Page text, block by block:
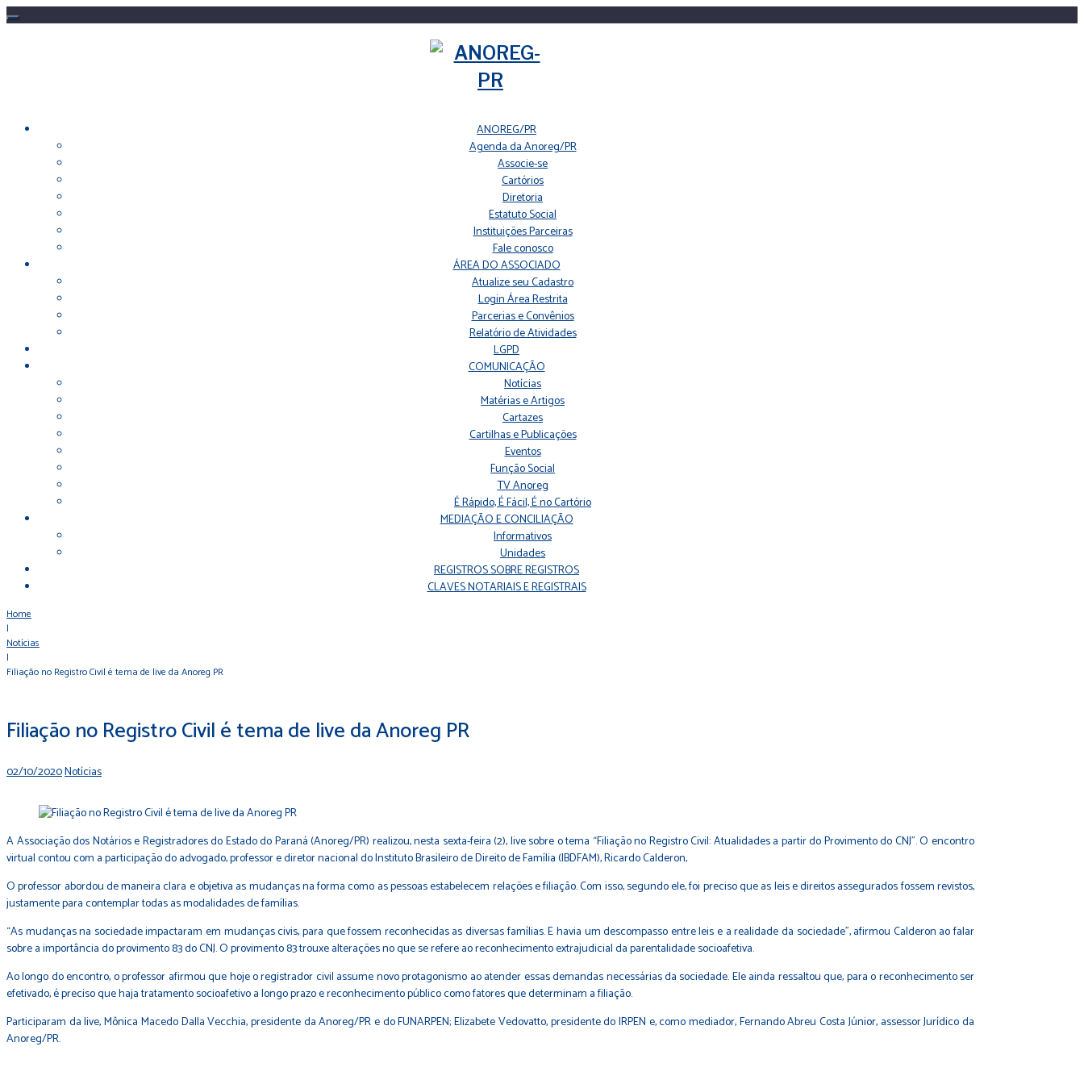
ANOREG/PR
Agenda da Anoreg/PR
Associe-se
Cartórios
Diretoria
Estatuto Social
Instituições Parceiras
Fale conosco
ÁREA DO ASSOCIADO
Atualize seu Cadastro
Login Área Restrita
Parcerias e Convênios
Relatório de Atividades
LGPD
COMUNICAÇÃO
Notícias
Matérias e Artigos
Cartazes
Cartilhas e Publicações
Eventos
Função Social
TV Anoreg
É Rápido, É Fácil, É no Cartório
MEDIAÇÃO E CONCILIAÇÃO
Informativos
Unidades
REGISTROS SOBRE REGISTROS
CLAVES NOTARIAIS E REGISTRAIS
Home
|
Notícias
|
Filiação no Registro Civil é tema de live da Anoreg PR
Filiação no Registro Civil é tema de live da Anoreg PR
02/10/2020Notícias
A Associação dos Notários e Registradores do Estado do Paraná (Anoreg/PR) realizou, nesta sexta-feira (2), live sobre o tema “Filiação no Registro Civil: Atualidades a partir do Provimento do CNJ”. O encontro
virtual contou com a participação do advogado, professor e diretor nacional do Instituto Brasileiro de Direito de Família (IBDFAM), Ricardo Calderon,
O professor abordou de maneira clara e objetiva as mudanças na forma como as pessoas estabelecem relações e filiação. Com isso, segundo ele, foi preciso que as leis e direitos assegurados fossem revistos,
justamente para contemplar todas as modalidades de famílias.
“As mudanças na sociedade impactaram em mudanças civis, para que fossem reconhecidas as diversas famílias. E havia um descompasso entre leis e a realidade da sociedade”, afirmou Calderon ao falar
sobre a importância do provimento 83 do CNJ. O provimento 83 trouxe alterações no que se refere ao reconhecimento extrajudicial da parentalidade socioafetiva.
Ao longo do encontro, o professor afirmou que hoje o registrador civil assume novo protagonismo ao atender essas demandas necessárias da sociedade. Ele ainda ressaltou que, para o reconhecimento ser
efetivado, é preciso que haja tratamento socioafetivo a longo prazo e reconhecimento público como fatores que determinam a filiação.
Participaram da live, Mônica Macedo Dalla Vecchia, presidente da Anoreg/PR e do FUNARPEN; Elizabete Vedovatto, presidente do IRPEN e, como mediador, Fernando Abreu Costa Júnior, assessor Jurídico da
Anoreg/PR.